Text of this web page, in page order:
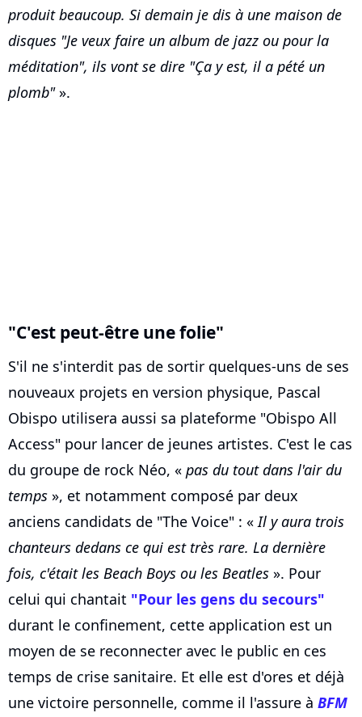
produit beaucoup. Si demain je dis à une maison de
disques "Je veux faire un album de jazz ou pour la
méditation", ils vont se dire "Ça y est, il a pété un
plomb"».
"C'est peut-être une folie"
S'il ne s'interdit pas de sortir quelques-uns de ses
nouveaux projets en version physique, Pascal
Obispo utilisera aussi sa plateforme "Obispo All
Access" pour lancer de jeunes artistes. C'est le cas
du groupe de rock Néo, « pas du tout dans l'air du
temps », et notamment composé par deux
anciens candidats de "The Voice" : «Il y aura trois
chanteurs dedans ce qui est très rare. La dernière
fois, c'était les Beach Boys ou les Beatles ». Pour
celui qui chantait "Pour les gens du secours"
durant le confinement, cette application est un
moyen de se reconnecter avec le public en ces
temps de crise sanitaire. Et elle est d'ores et déjà
une victoire personnelle, comme il l'assure à BFM